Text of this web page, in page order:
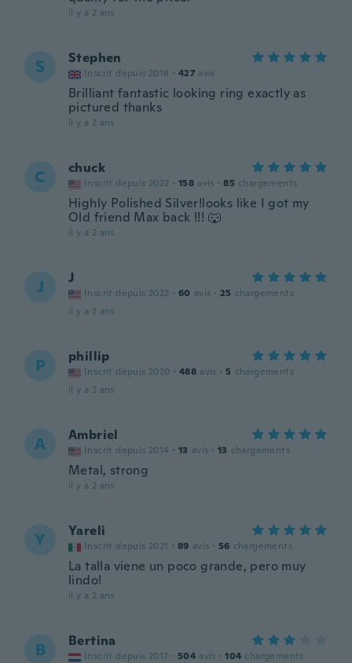
il y a 2 ans
S Stephen
Inscrit depuis 2018 · 427 avis
Brilliant fantastic looking ring exactly as
pictured thanks
il y a 2 ans
C chuck
Inscrit depuis 2022 · 158 avis · 85 chargements
Highly Polished Silver!looks like I got my
Old friend Max back !!! 🐺
il y a 2 ans
J J
Inscrit depuis 2022 · 60 avis · 25 chargements
il y a 2 ans
P phillip
Inscrit depuis 2020 · 488 avis · 5 chargements
il y a 2 ans
A Ambriel
Inscrit depuis 2014 · 13 avis · 13 chargements
Metal, strong
il y a 2 ans
Y Yareli
Inscrit depuis 2021 · 89 avis · 56 chargements
La talla viene un poco grande, pero muy
lindo!
il y a 2 ans
B Bertina
Inscrit depuis 2017 · 504 avis · 104 chargements